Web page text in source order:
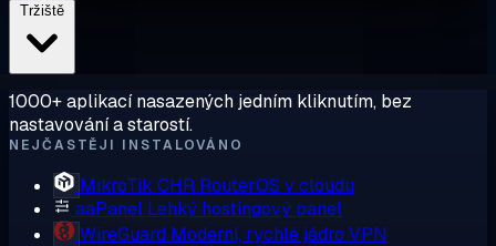
1000+ aplikací nasazených jedním kliknutím, bez
nastavování a starostí.
NEJČASTĚJI INSTALOVÁNO
MikroTik CHR RouterOS v cloudu
aaPanel Lehký hostingový panel
WireGuard Moderní, rychlé jádro VPN